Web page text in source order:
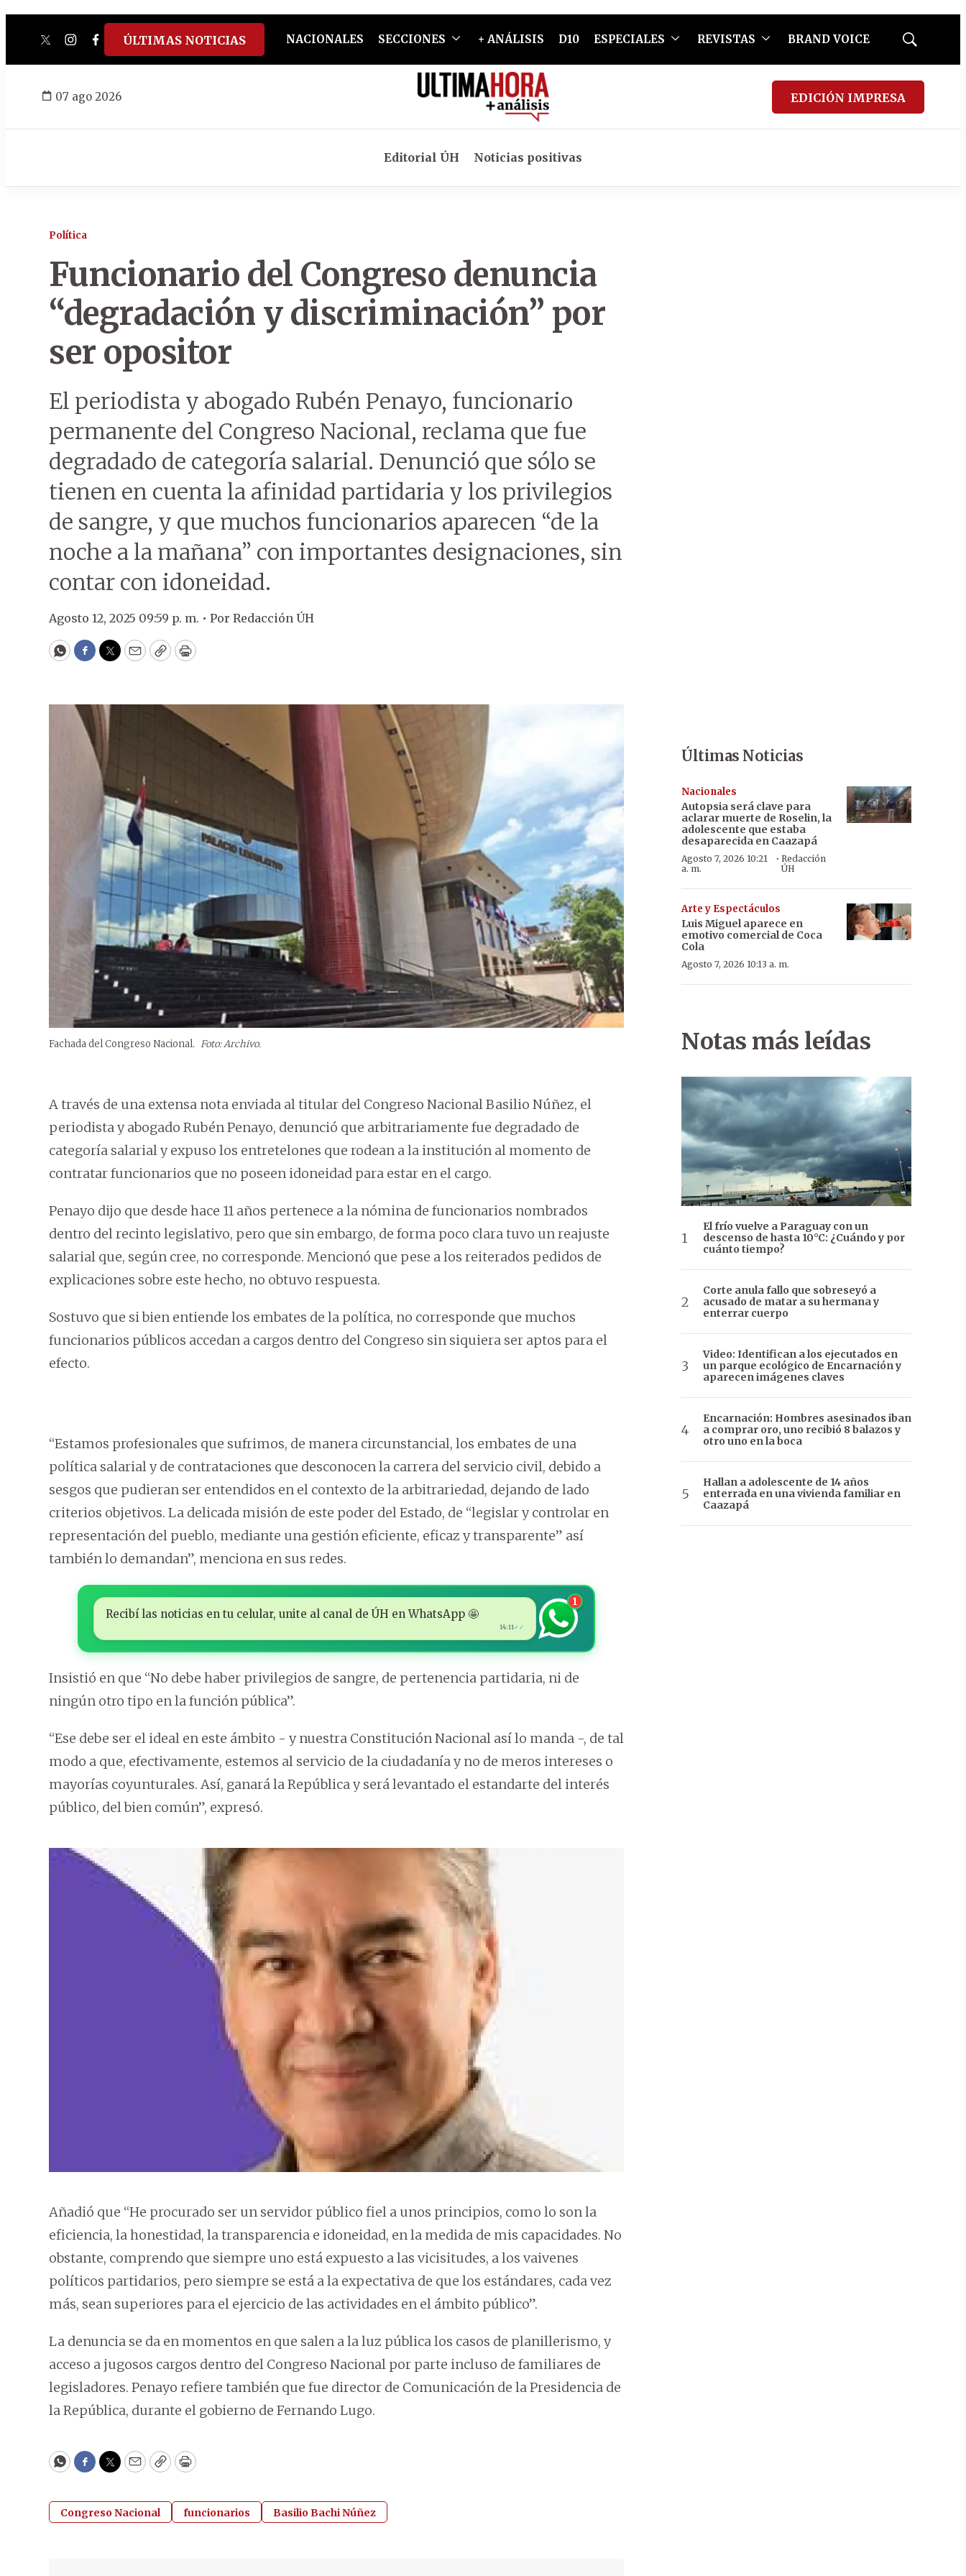
twitterinstagram
facebook
tiktokyoutube
spotify
ÚLTIMAS NOTICIAS NACIONALES SECCIONES + ANÁLISIS D10 ESPECIALES REVISTAS BRAND VOICE
Mostrar
07 ago 2026 EDICIÓN IMPRESA
Editorial ÚH Noticias positivas
Política
Funcionario del Congreso denuncia
“degradación y discriminación” por
ser opositor
El periodista y abogado Rubén Penayo, funcionario
permanente del Congreso Nacional, reclama que fue
degradado de categoría salarial. Denunció que sólo se
tienen en cuenta la afinidad partidaria y los privilegios
de sangre, y que muchos funcionarios aparecen “de la
noche a la mañana” con importantes designaciones, sin
contar con idoneidad.
Agosto 12, 2025 09:59 p. m. • Por Redacción ÚH
WhatsApp
Facebook
Twitter
EmailCopyPrint
Fachada del Congreso Nacional. Foto: Archivo.
A través de una extensa nota enviada al titular del Congreso Nacional Basilio Núñez, el
periodista y abogado Rubén Penayo, denunció que arbitrariamente fue degradado de
categoría salarial y expuso los entretelones que rodean a la institución al momento de
contratar funcionarios que no poseen idoneidad para estar en el cargo.
Penayo dijo que desde hace 11 años pertenece a la nómina de funcionarios nombrados
dentro del recinto legislativo, pero que sin embargo, de forma poco clara tuvo un reajuste
salarial que, según cree, no corresponde. Mencionó que pese a los reiterados pedidos de
explicaciones sobre este hecho, no obtuvo respuesta.
Sostuvo que si bien entiende los embates de la política, no corresponde que muchos
funcionarios públicos accedan a cargos dentro del Congreso sin siquiera ser aptos para el
efecto.
“Estamos profesionales que sufrimos, de manera circunstancial, los embates de una
política salarial y de contrataciones que desconocen la carrera del servicio civil, debido a
sesgos que pudieran ser entendidos en el contexto de la arbitrariedad, dejando de lado
criterios objetivos. La delicada misión de este poder del Estado, de “legislar y controlar en
representación del pueblo, mediante una gestión eficiente, eficaz y transparente” así
también lo demandan”, menciona en sus redes.
Recibí las noticias en tu celular, unite al canal de ÚH en WhatsApp 🤩
14:11✓✓
1
Insistió en que “No debe haber privilegios de sangre, de pertenencia partidaria, ni de
ningún otro tipo en la función pública”.
“Ese debe ser el ideal en este ámbito - y nuestra Constitución Nacional así lo manda -, de tal
modo a que, efectivamente, estemos al servicio de la ciudadanía y no de meros intereses o
mayorías coyunturales. Así, ganará la República y será levantado el estandarte del interés
público, del bien común”, expresó.
Añadió que “He procurado ser un servidor público fiel a unos principios, como lo son la
eficiencia, la honestidad, la transparencia e idoneidad, en la medida de mis capacidades. No
obstante, comprendo que siempre uno está expuesto a las vicisitudes, a los vaivenes
políticos partidarios, pero siempre se está a la expectativa de que los estándares, cada vez
más, sean superiores para el ejercicio de las actividades en el ámbito público”.
La denuncia se da en momentos en que salen a la luz pública los casos de planillerismo, y
acceso a jugosos cargos dentro del Congreso Nacional por parte incluso de familiares de
legisladores. Penayo refiere también que fue director de Comunicación de la Presidencia de
la República, durante el gobierno de Fernando Lugo.
WhatsApp
Facebook
Twitter
EmailCopyPrint
Congreso Nacional funcionarios Basilio Bachi Núñez
Últimas Noticias
Nacionales
Autopsia será clave para
aclarar muerte de Roselin, la
adolescente que estaba
desaparecida en Caazapá
Agosto 7, 2026 10:21
a. m.
· Redacción
ÚH
Arte y Espectáculos
Luis Miguel aparece en
emotivo comercial de Coca
Cola
Agosto 7, 2026 10:13 a. m.
Notas más leídas
El frío vuelve a Paraguay con un
descenso de hasta 10°C: ¿Cuándo y por
cuánto tiempo?
Corte anula fallo que sobreseyó a
acusado de matar a su hermana y
enterrar cuerpo
Video: Identifican a los ejecutados en
un parque ecológico de Encarnación y
aparecen imágenes claves
Encarnación: Hombres asesinados iban
a comprar oro, uno recibió 8 balazos y
otro uno en la boca
Hallan a adolescente de 14 años
enterrada en una vivienda familiar en
Caazapá